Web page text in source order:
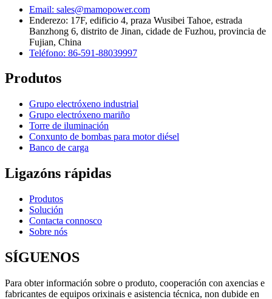
Email: sales@mamopower.com
Enderezo: 17F, edificio 4, praza Wusibei Tahoe, estrada
Banzhong 6, distrito de Jinan, cidade de Fuzhou, provincia de
Fujian, China
Teléfono: 86-591-88039997
Produtos
Grupo electróxeno industrial
Grupo electróxeno mariño
Torre de iluminación
Conxunto de bombas para motor diésel
Banco de carga
Ligazóns rápidas
Produtos
Solución
Contacta connosco
Sobre nós
SÍGUENOS
Para obter información sobre o produto, cooperación con axencias e
fabricantes de equipos orixinais e asistencia técnica, non dubide en